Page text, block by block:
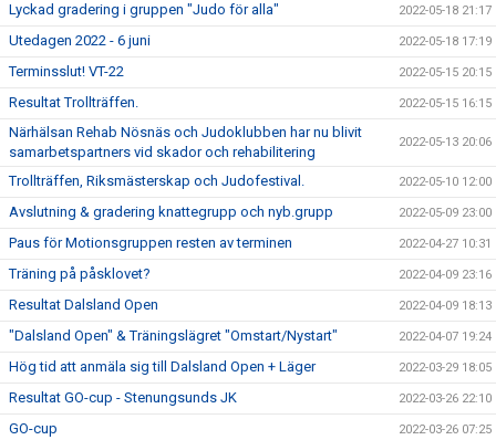
Lyckad gradering i gruppen "Judo för alla" 2022-05-18 21:17
Utedagen 2022 - 6 juni 2022-05-18 17:19
Terminsslut! VT-22 2022-05-15 20:15
Resultat Trollträffen. 2022-05-15 16:15
Närhälsan Rehab Nösnäs och Judoklubben har nu blivit
samarbetspartners vid skador och rehabilitering
2022-05-13 20:06
Trollträffen, Riksmästerskap och Judofestival. 2022-05-10 12:00
Avslutning & gradering knattegrupp och nyb.grupp 2022-05-09 23:00
Paus för Motionsgruppen resten av terminen 2022-04-27 10:31
Träning på påsklovet? 2022-04-09 23:16
Resultat Dalsland Open 2022-04-09 18:13
"Dalsland Open" & Träningslägret "Omstart/Nystart" 2022-04-07 19:24
Hög tid att anmäla sig till Dalsland Open + Läger 2022-03-29 18:05
Resultat GO-cup - Stenungsunds JK 2022-03-26 22:10
GO-cup 2022-03-26 07:25